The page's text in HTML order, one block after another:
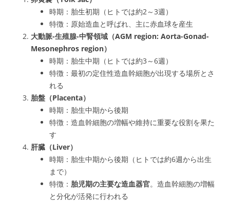
時期：胎生初期（ヒトでは約2～3週）
特徴：原始造血と呼ばれ、主に赤血球を産生
大動脈-生殖腺-中腎領域（AGM region: Aorta-Gonad-
Mesonephros region）
時期：胎生中期（ヒトでは約3～6週）
特徴：最初の定住性造血幹細胞が出現する場所とさ
れる
胎盤（Placenta）
時期：胎生中期から後期
特徴：造血幹細胞の増幅や維持に重要な役割を果た
す
肝臓（Liver）
時期：胎生中期から後期（ヒトでは約6週から出生
まで）
特徴： 胎児期の主要な造血器官。造血幹細胞の増幅
と分化が活発に行われる